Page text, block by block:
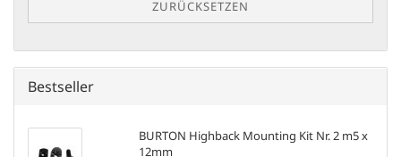
ZURÜCKSETZEN
Bestseller
BURTON Highback Mounting Kit Nr. 2 m5 x
12mm